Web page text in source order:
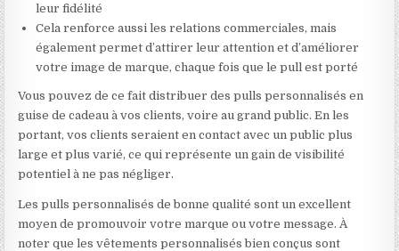
leur fidélité
Cela renforce aussi les relations commerciales, mais
également permet d’attirer leur attention et d’améliorer
votre image de marque, chaque fois que le pull est porté
Vous pouvez de ce fait distribuer des pulls personnalisés en
guise de cadeau à vos clients, voire au grand public. En les
portant, vos clients seraient en contact avec un public plus
large et plus varié, ce qui représente un gain de visibilité
potentiel à ne pas négliger.
Les pulls personnalisés de bonne qualité sont un excellent
moyen de promouvoir votre marque ou votre message. À
noter que les vêtements personnalisés bien conçus sont